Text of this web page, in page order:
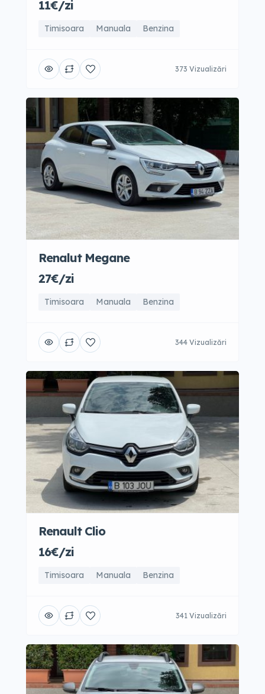
11€/zi
Timisoara Manuala Benzina
373 Vizualizări
Renalut Megane
27€/zi
Timisoara Manuala Benzina
344 Vizualizări
Renault Clio
16€/zi
Timisoara Manuala Benzina
341 Vizualizări